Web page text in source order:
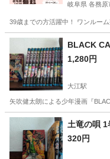
岐阜県 各務原
39歳までの方活躍中！ ワンルー
岐阜 各務原市 BLACK
1,280円
大江駅
矢吹健太朗による少年漫画『
愛知 名古屋市 大江駅
土竜の唄
320円